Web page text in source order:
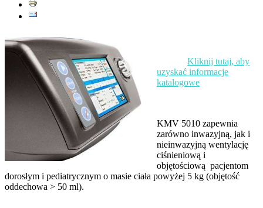
Kliknij tutaj, aby
uzyskać informacje
katalogowe
KMV 5010 zapewnia
zarówno inwazyjną, jak i
nieinwazyjną wentylację
ciśnieniową i
objętościową pacjentom
dorosłym i pediatrycznym o masie ciała powyżej 5 kg (objętość
oddechowa > 50 ml).